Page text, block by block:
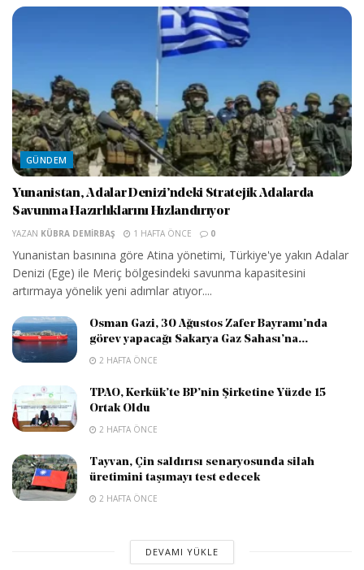
GÜNDEM
Yunanistan, Adalar Denizi’ndeki Stratejik Adalarda
Savunma Hazırlıklarını Hızlandırıyor
YAZAN KÜBRA DEMIRBAŞ 1 HAFTA ÖNCE 0
Yunanistan basınına göre Atina yönetimi, Türkiye'ye yakın Adalar
Denizi (Ege) ile Meriç bölgesindeki savunma kapasitesini
artırmaya yönelik yeni adımlar atıyor....
Osman Gazi, 30 Ağustos Zafer Bayramı’nda
görev yapacağı Sakarya Gaz Sahası’na...
2 HAFTA ÖNCE
TPAO, Kerkük’te BP’nin Şirketine Yüzde 15
Ortak Oldu
2 HAFTA ÖNCE
Tayvan, Çin saldırısı senaryosunda silah
üretimini taşımayı test edecek
2 HAFTA ÖNCE
DEVAMI YÜKLE